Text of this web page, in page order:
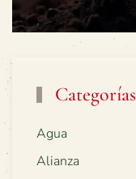
Categorías
Agua
Alianza